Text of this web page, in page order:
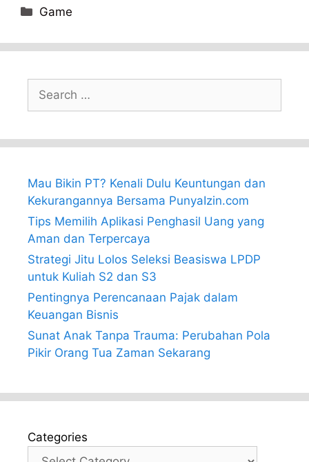
Categories
Game
for:
Mau Bikin PT? Kenali Dulu Keuntungan dan
Kekurangannya Bersama PunyaIzin.com
Tips Memilih Aplikasi Penghasil Uang yang
Aman dan Terpercaya
Strategi Jitu Lolos Seleksi Beasiswa LPDP
untuk Kuliah S2 dan S3
Pentingnya Perencanaan Pajak dalam
Keuangan Bisnis
Sunat Anak Tanpa Trauma: Perubahan Pola
Pikir Orang Tua Zaman Sekarang
Categories